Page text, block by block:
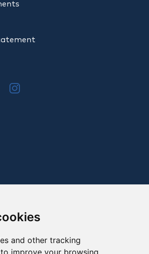
and other tracking
improve your browsing